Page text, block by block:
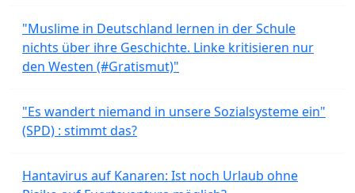
"Muslime in Deutschland lernen in der Schule
nichts über ihre Geschichte. Linke kritisieren nur
den Westen (#Gratismut)"
"Es wandert niemand in unsere Sozialsysteme ein"
(SPD) : stimmt das?
Hantavirus auf Kanaren: Ist noch Urlaub ohne